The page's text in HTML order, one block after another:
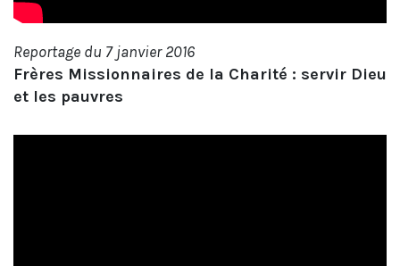
Reportage du 7 janvier 2016
Frères Missionnaires de la Charité : servir Dieu
et les pauvres